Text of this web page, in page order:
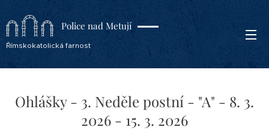
Police nad Metují
Římskokatolická farnost
Ohlášky - 3. Neděle postní - "A" - 8. 3.
2026 - 15. 3. 2026